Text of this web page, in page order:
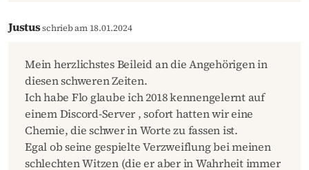
Justusschrieb am 18.01.2024
Mein herzlichstes Beileid an die Angehörigen in
diesen schweren Zeiten.
Ich habe Flo glaube ich 2018 kennengelernt auf
einem Discord-Server , sofort hatten wir eine
Chemie, die schwer in Worte zu fassen ist.
Egal ob seine gespielte Verzweiflung bei meinen
schlechten Witzen (die er aber in Wahrheit immer